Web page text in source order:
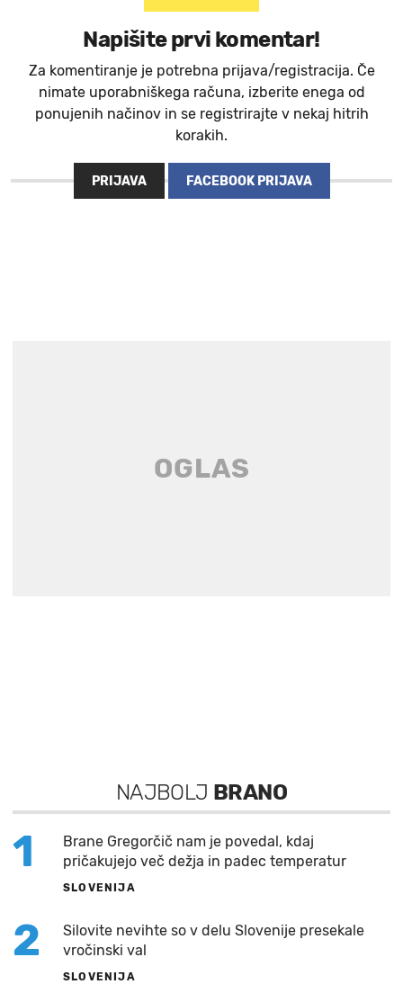
Napišite prvi komentar!
Za komentiranje je potrebna prijava/registracija. Če
nimate uporabniškega računa, izberite enega od
ponujenih načinov in se registrirajte v nekaj hitrih
korakih.
PRIJAVA FACEBOOK PRIJAVA
NAJBOLJ BRANO
1
Brane Gregorčič nam je povedal, kdaj
pričakujejo več dežja in padec temperatur
SLOVENIJA
2
Silovite nevihte so v delu Slovenije presekale
vročinski val
SLOVENIJA